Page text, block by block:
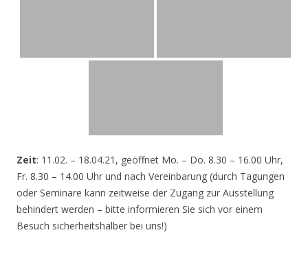
Zeit: 11.02. – 18.04.21, geöffnet Mo. – Do. 8.30 – 16.00 Uhr,
Fr. 8.30 – 14.00 Uhr und nach Vereinbarung (durch Tagungen
oder Seminare kann zeitweise der Zugang zur Ausstellung
behindert werden – bitte informieren Sie sich vor einem
Besuch sicherheitshalber bei uns!)